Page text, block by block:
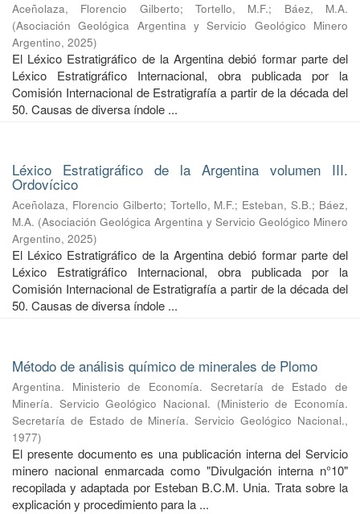
Aceñolaza, Florencio Gilberto;Tortello, M.F.; Báez, M.A.
(Asociación Geológica Argentina y Servicio Geológico Minero
Argentino, 2025)
El Léxico Estratigráfico de la Argentina debió formar parte del
Léxico Estratigráfico Internacional, obra publicada por la
Comisión Internacional de Estratigrafía a partir de la década del
50. Causas de diversa índole ...
Léxico Estratigráfico de la Argentina volumen III.
Ordovícico
Aceñolaza, Florencio Gilberto; Tortello, M.F.; Esteban, S.B.; Báez,
M.A. (Asociación Geológica Argentina y Servicio Geológico Minero
Argentino, 2025)
El Léxico Estratigráfico de la Argentina debió formar parte del
Léxico Estratigráfico Internacional, obra publicada por la
Comisión Internacional de Estratigrafía a partir de la década del
50. Causas de diversa índole ...
Método de análisis químico de minerales de Plomo
Argentina. Ministerio de Economía. Secretaría de Estado de
Minería. Servicio Geológico Nacional. (Ministerio de Economía.
Secretaría de Estado de Minería. Servicio Geológico Nacional.,
1977)
El presente documento es una publicación interna del Servicio
minero nacional enmarcada como "Divulgación interna n°10"
recopilada y adaptada por Esteban B.C.M. Unia. Trata sobre la
explicación y procedimiento para la ...